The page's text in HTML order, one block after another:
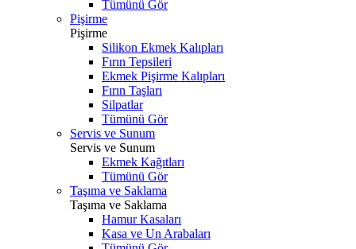
Tümünü Gör
Pişirme
Pişirme
Silikon Ekmek Kalıpları
Fırın Tepsileri
Ekmek Pişirme Kalıpları
Fırın Taşları
Silpatlar
Tümünü Gör
Servis ve Sunum
Servis ve Sunum
Ekmek Kağıtları
Tümünü Gör
Taşıma ve Saklama
Taşıma ve Saklama
Hamur Kasaları
Kasa ve Un Arabaları